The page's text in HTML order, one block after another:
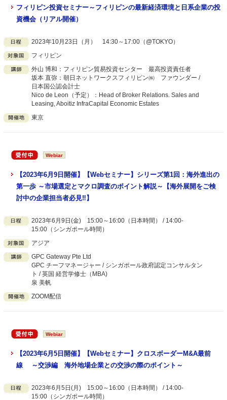
フィリピン投資セミナー～フィリピンの最新経済環境と日系企業の投
資機会（リアル開催）
2023年10月23日（月） 14:30～17:00（@TOKYO）
フィリピン
外山 博和：フィリピン貿易投資センター 最高投資責任者
坂本 直弥：朝日ネットワークスフィリピン㈱ ファウンダー /
日本国公認会計士
Nico de Leon（予定）：Head of Broker Relations. Sales and
Leasing, Aboitiz InfraCapital Economic Estates
東京
Webiar
【2023年6月9日開催】【Webセミナー】シリーズ第1回：海外進出の
第一歩 ～市場選定とマクロ調査のポイント解説～【海外展開をご検
討中の企業担当者必見‼】
2023年6月9日(金) 15:00～16:00（日本時間） / 14:00-
15:00（シンガポール時間）
アジア
GPC Gateway Pte Ltd
GPC チーフマネージャー / シンガポール政府認定コンサルタン
ト / 英国 経営学修士（MBA)
泉 美帆
ZOOM配信
Webiar
【2023年6月5日開催】【Webセミナー】クロスボーダーM&A最前
線 ～交渉編 海外地場企業との交渉の際のポイント～
2023年6月5日(月) 15:00～16:00（日本時間） / 14:00-
15:00（シンガポール時間）